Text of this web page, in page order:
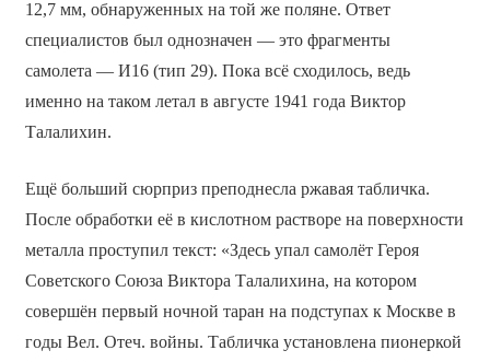
12,7 мм, обнаруженных на той же поляне. Ответ
специалистов был однозначен — это фрагменты
самолета — И­16 (тип 29). Пока всё сходилось, ведь
именно на таком летал в августе 1941 года Виктор
Талалихин.
Ещё больший сюрприз преподнесла ржавая табличка.
После обработки её в кислотном растворе на поверхности
металла проступил текст: «Здесь упал самолёт Героя
Советского Союза Виктора Талалихина, на котором
совершён первый ночной таран на подступах к Москве в
годы Вел. Отеч. войны. Табличка установлена пионеркой